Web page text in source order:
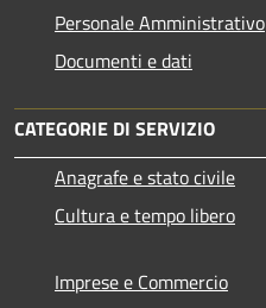
Personale Amministrativo
Documenti e dati
CATEGORIE DI SERVIZIO
Anagrafe e stato civile
Cultura e tempo libero
Imprese e Commercio